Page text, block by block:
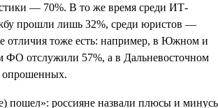
— 70%. В то же время среди ИТ-
прошли лишь 32%, среди юристов —
отличия тоже есть: например, в Южном и
ФО отслужили 57%, а в Дальневосточном